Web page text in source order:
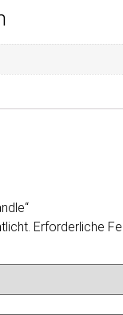
Erforderliche